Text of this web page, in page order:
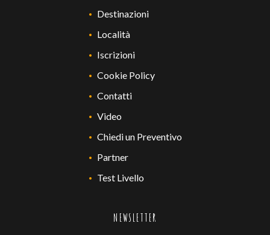
Destinazioni
Località
Iscrizioni
Cookie Policy
Contatti
Video
Chiedi un Preventivo
Partner
Test Livello
NEWSLETTER